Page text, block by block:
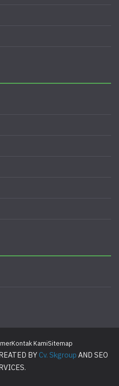
Kontak KamiSitemap
BYCv. SkgroupAND SEO